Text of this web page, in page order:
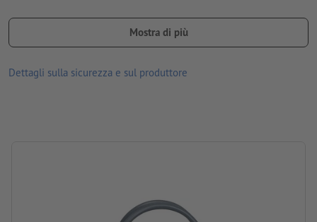
Ti ricordiamo che i colori mostrati sullo schermo possono
illuminazione o delle impostazioni del monitor.
Posizione di stampa: su un lato
Mostra di più
Dettagli sulla sicurezza e sul produttore